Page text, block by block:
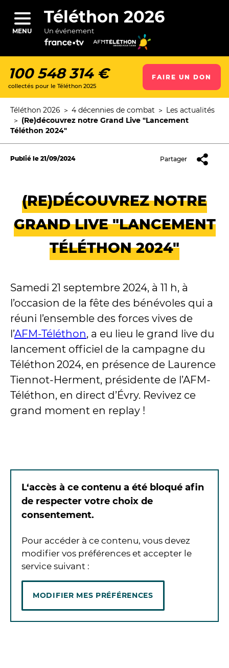
contenu
principal
MENU
Téléthon 2026
Un événement
100 548 314 €
collectés pour le Téléthon 2025
FAIRE UN DON
d'Ariane
Téléthon 2026 4 décennies de combat
Les actualités
(Re)découvrez notre Grand Live "Lancement
Téléthon 2024"
Publié le 21/09/2024 Partager
(RE)DÉCOUVREZ NOTRE
GRAND LIVE "LANCEMENT
TÉLÉTHON 2024"
Samedi 21 septembre 2024, à 11 h, à
l’occasion de la fête des bénévoles qui a
réuni l’ensemble des forces vives de
l’AFM-Téléthon, a eu lieu le grand live du
lancement officiel de la campagne du
Téléthon 2024, en présence de Laurence
Tiennot-Herment, présidente de l’AFM-
Téléthon, en direct d’Évry. Revivez ce
grand moment en replay !
L‘accès à ce contenu a été bloqué afin
de respecter votre choix de
consentement.
Pour accéder à ce contenu, vous devez
modifier vos préférences et accepter le
service suivant :
MODIFIER MES PRÉFÉRENCES